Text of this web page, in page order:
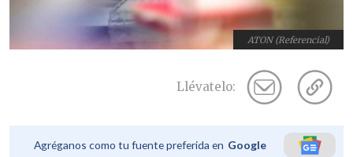
ATON (Referencial)
Llévatelo:
Agréganos como tu fuente preferida en Google